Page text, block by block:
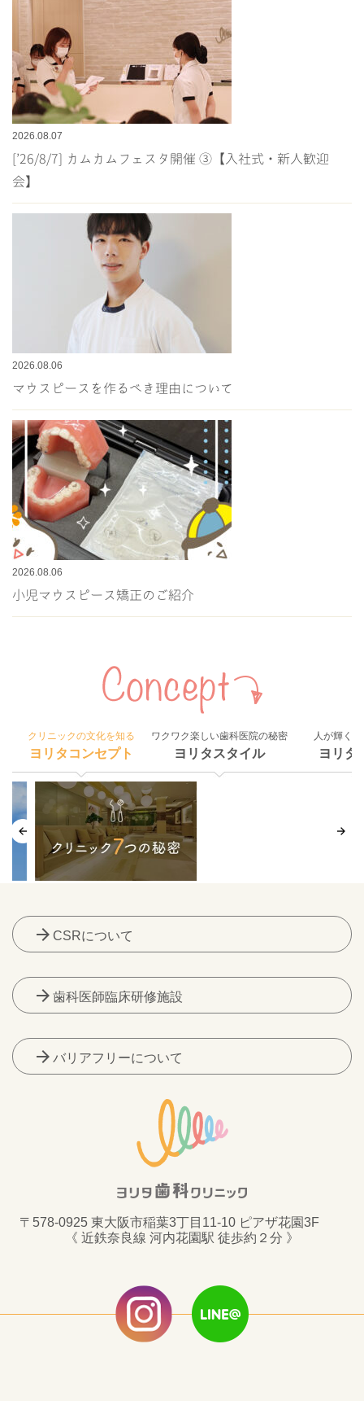
2026.08.07
[’26/8/7] カムカムフェスタ開催 ③【入社式・新人歓迎
会】
2026.08.06
マウスピースを作るべき理由について
2026.08.06
小児マウスピース矯正のご紹介
クリニックの文化を知る
ヨリタコンセプト
ワクワク楽しい歯科医院の秘密
ヨリタスタイル
人が輝く
ヨリタ
arrow_forward CSRについて
arrow_forward 歯科医師臨床研修施設
arrow_forward バリアフリーについて
〒578-0925 東大阪市稲葉3丁目11-10 ピアザ花園3F
《 近鉄奈良線 河内花園駅 徒歩約２分 》